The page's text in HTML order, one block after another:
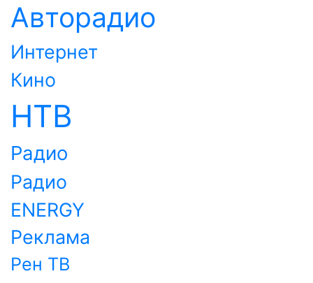
Авторадио
Интернет
Кино
НТВ
Радио
Радио
ENERGY
Реклама
Рен ТВ